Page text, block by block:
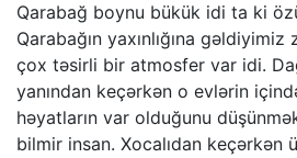
Qarabağ boynu bükük idi ta ki
Qarabağın yaxınlığına gəldiyimiz
çox təsirli bir atmosfer var idi.
yanından keçərkən o evlərin
həyatların var olduğunu
bilmir insan. Xocalıdan keçərkən